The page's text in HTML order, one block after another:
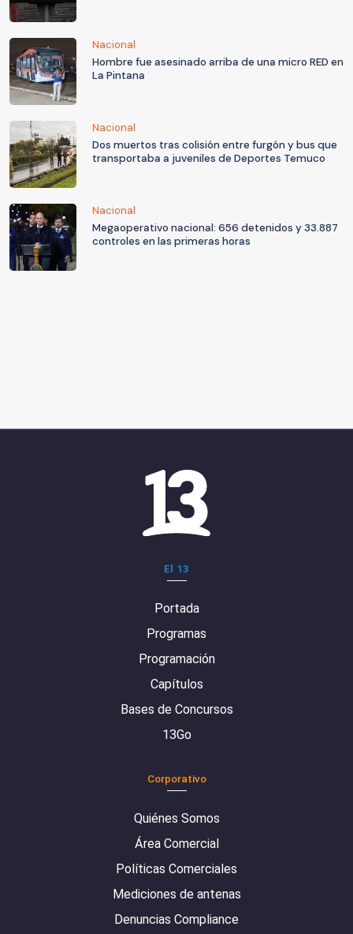
Nacional
Hombre fue asesinado arriba de una micro RED en
La Pintana
Nacional
Dos muertos tras colisión entre furgón y bus que
transportaba a juveniles de Deportes Temuco
Nacional
Megaoperativo nacional: 656 detenidos y 33.887
controles en las primeras horas
El 13
Portada
Programas
Programación
Capítulos
Bases de Concursos
13Go
Corporativo
Quiénes Somos
Área Comercial
Políticas Comerciales
Mediciones de antenas
Denuncias Compliance